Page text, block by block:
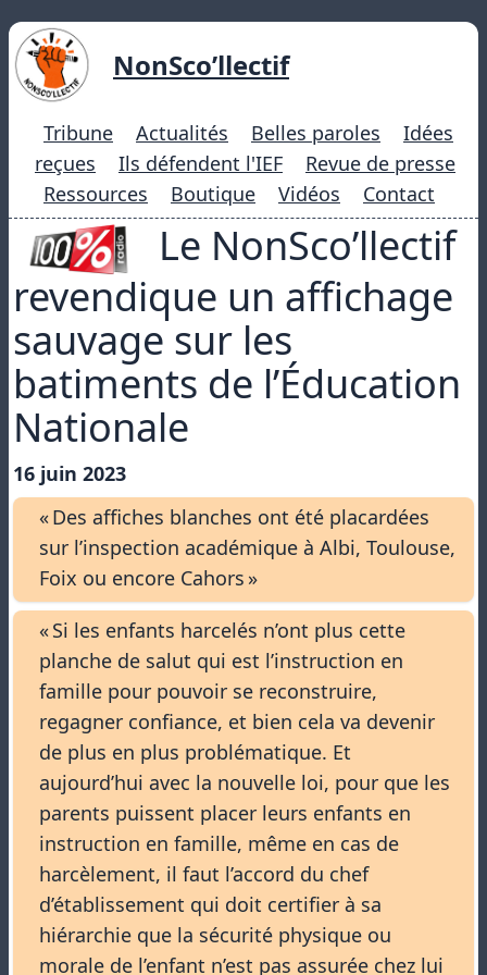
NonSco’llectif
Tribune Actualités Belles paroles
Idées
reçues
Ils défendent l'IEF
Revue de presse
Ressources
Boutique Vidéos Contact
Le NonSco’llectif
revendique un affichage
sauvage sur les
batiments de l’Éducation
Nationale
16 juin 2023
« Des affiches blanches ont été placardées
sur l’inspection académique à Albi, Toulouse,
Foix ou encore Cahors »
« Si les enfants harcelés n’ont plus cette
planche de salut qui est l’instruction en
famille pour pouvoir se reconstruire,
regagner confiance, et bien cela va devenir
de plus en plus problématique. Et
aujourd’hui avec la nouvelle loi, pour que les
parents puissent placer leurs enfants en
instruction en famille, même en cas de
harcèlement, il faut l’accord du chef
d’établissement qui doit certifier à sa
hiérarchie que la sécurité physique ou
morale de l’enfant n’est pas assurée chez lui